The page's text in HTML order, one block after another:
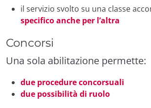
il servizio svolto su una classe
specifico anche per l’altra
Concorsi
Una sola abilitazione permette:
due procedure concorsuali
due possibilità di ruolo